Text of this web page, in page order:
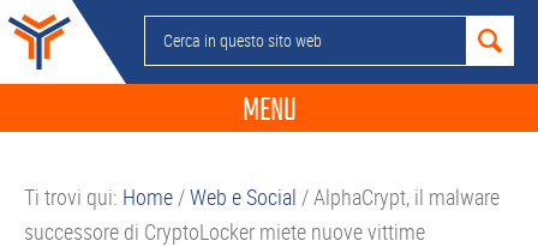
Passa
alla
navigazione
Passa
contenuto
Passa
alla
barra
Passa
piè
Cerca
in
sito
MENU
GUIDE ACQUISTO
Ti trovi qui: Home/Web e Social /AlphaCrypt, il malware
successore di CryptoLocker miete nuove vittime